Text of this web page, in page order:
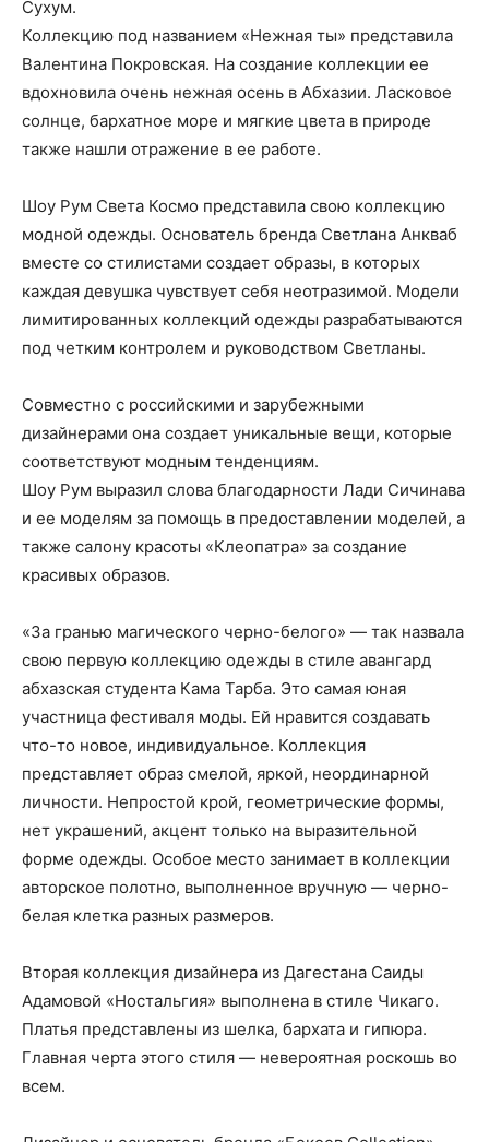
Сухум.
Коллекцию под названием «Нежная ты» представила
Валентина Покровская. На создание коллекции ее
вдохновила очень нежная осень в Абхазии. Ласковое
солнце, бархатное море и мягкие цвета в природе
также нашли отражение в ее работе.
Шоу Рум Света Космо представила свою коллекцию
модной одежды. Основатель бренда Светлана Анкваб
вместе со стилистами создает образы, в которых
каждая девушка чувствует себя неотразимой. Модели
лимитированных коллекций одежды разрабатываются
под четким контролем и руководством Светланы.
Совместно с российскими и зарубежными
дизайнерами она создает уникальные вещи, которые
соответствуют модным тенденциям.
Шоу Рум выразил слова благодарности Лади Сичинава
и ее моделям за помощь в предоставлении моделей, а
также салону красоты «Клеопатра» за создание
красивых образов.
«За гранью магического черно-белого» — так назвала
свою первую коллекцию одежды в стиле авангард
абхазская студента Кама Тарба. Это самая юная
участница фестиваля моды. Ей нравится создавать
что-то новое, индивидуальное. Коллекция
представляет образ смелой, яркой, неординарной
личности. Непростой крой, геометрические формы,
нет украшений, акцент только на выразительной
форме одежды. Особое место занимает в коллекции
авторское полотно, выполненное вручную — черно-
белая клетка разных размеров.
Вторая коллекция дизайнера из Дагестана Саиды
Адамовой «Ностальгия» выполнена в стиле Чикаго.
Платья представлены из шелка, бархата и гипюра.
Главная черта этого стиля — невероятная роскошь во
всем.